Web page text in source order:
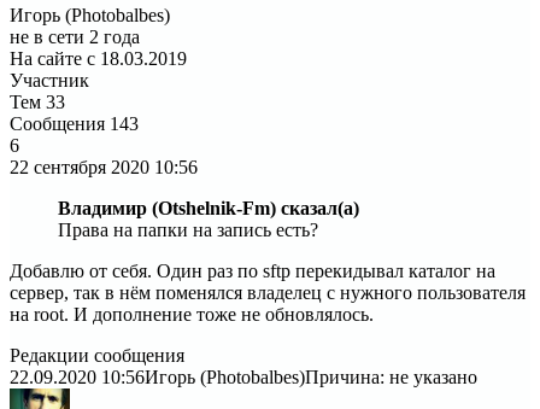
Игорь (Photobalbes)
не в сети 2 года
На сайте с 18.03.2019
Участник
Тем 33
Сообщения 143
6
22 сентября 2020 10:56
Владимир (Otshelnik-Fm) сказал(а)
Права на папки на запись есть?
Добавлю от себя. Один раз по sftp перекидывал каталог на
сервер, так в нём поменялся владелец с нужного пользователя
на root. И дополнение тоже не обновлялось.
Редакции сообщения
22.09.2020 10:56Игорь (Photobalbes)Причина: не указано